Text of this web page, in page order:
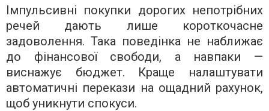
Імпульсивні покупки дорогих непотрібних
речей дають лише короткочасне
задоволення. Така поведінка не наближає
до фінансової свободи, а навпаки —
виснажує бюджет. Краще налаштувати
автоматичні перекази на ощадний рахунок,
щоб уникнути спокуси.